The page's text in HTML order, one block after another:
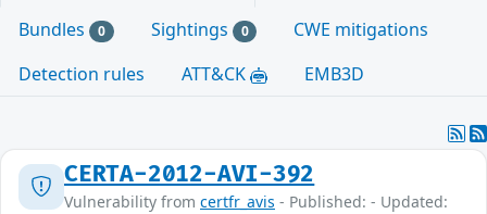
Bundles 0 Sightings 0
CWE mitigations
Detection rules
ATT&CK EMB3D
CERTA-2012-AVI-392
Vulnerability from certfr_avis - Published: - Updated: